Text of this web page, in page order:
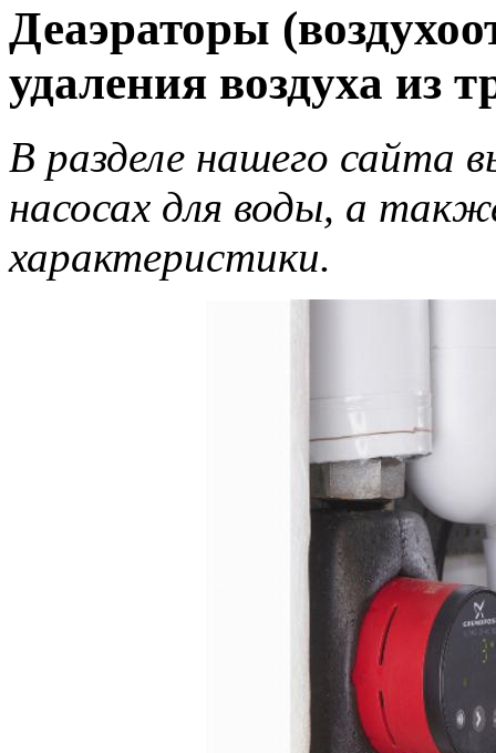
Деаэраторы
удаления воздуха из
В разделе нашего сайта
насосах для воды, а
характеристики.